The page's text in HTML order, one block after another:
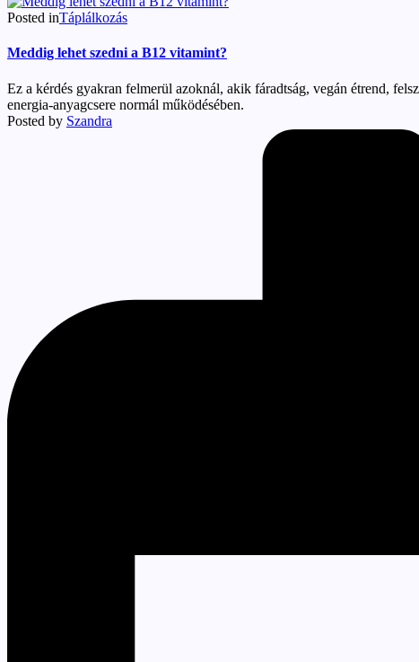
Posted inTáplálkozás
Meddig lehet szedni a B12 vitamint?
Ez a kérdés gyakran felmerül azoknál, akik fáradtság, vegán étrend,
energia-anyagcsere normál működésében.
Posted by Szandra